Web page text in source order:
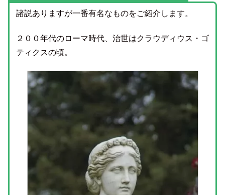
諸説ありますが一番有名なものをご紹介します。
２００年代のローマ時代、治世はクラウディウス・ゴ
ティクスの頃。